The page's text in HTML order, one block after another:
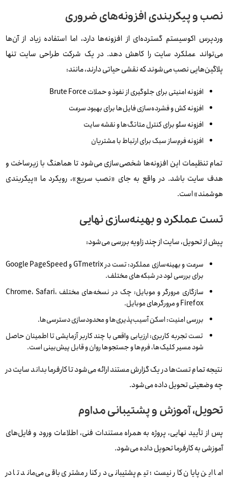
نصب و پیکربندی افزونه‌های ضروری
وردپرس اکوسیستم گسترده‌ای از افزونه‌ها دارد، اما استفاده زیاد از آن‌ها
می‌تواند عملکرد سایت را کاهش دهد. در یک شرکت طراحی سایت تنها
پلاگین‌هایی نصب می‌شوند که نقشی حیاتی دارند، مانند:
افزونه امنیتی برای جلوگیری از نفوذ و حملات Brute Force
افزونه کش و فشرده‌سازی فایل‌ها برای بهبود سرعت
افزونه سئو برای کنترل متاتگ‌ها و نقشه سایت
افزونه فرم‌ساز سبک برای ارتباط با مشتریان
تمام تنظیمات این افزونه‌ها شخصی‌سازی می‌شود تا هماهنگ با زیرساخت و
هدف سایت باشد. در واقع به جای «نصب سریع»، رویکرد ما «پیکربندی
هوشمند» است.
تست عملکرد و بهینه‌سازی نهایی
پیش از تحویل، سایت از چند زاویه بررسی می‌شود:
سرعت و بهینه‌سازی عملکرد: تست در GTmetrix و Google PageSpeed
برای بررسی لود در شبکه‌های مختلف.
سازگاری مرورگر و موبایل: چک در نسخه‌های مختلف Chrome، Safari،
Firefox و مرورگرهای موبایل.
بررسی امنیت: اسکن آسیب‌پذیری‌ها و محدودسازی دسترسی‌ها.
تست تجربه کاربری: ارزیابی واقعی با چند کاربر آزمایشی تا اطمینان حاصل
شود مسیر کلیک‌ها، فرم‌ها و جستجوها روان و قابل پیش‌بینی است.
نتیجه تمام تست‌ها در یک گزارش مستند ارائه می‌شود تا کارفرما بداند سایت در
چه وضعیتی تحویل داده می‌شود.
تحویل، آموزش و پشتیبانی مداوم
پس از تأیید نهایی، پروژه به همراه مستندات فنی، اطلاعات ورود و فایل‌های
آموزشی به کارفرما تحویل داده می‌شود.
اما این پایان کار نیست؛ تیم پشتیبانی در کنار مشتری باقی می‌ماند تا در